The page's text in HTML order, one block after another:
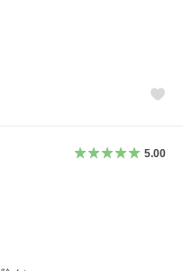
5.00